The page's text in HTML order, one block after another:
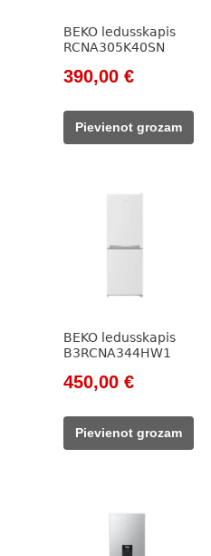
BEKO ledusskapis
RCNA305K40SN
Original
was:
785,00 €.
390,00 €Current
390,00 €.
Pievienot grozam
BEKO ledusskapis
B3RCNA344HW1
Original
was:
785,00 €.
450,00 €Current
450,00 €.
Pievienot grozam